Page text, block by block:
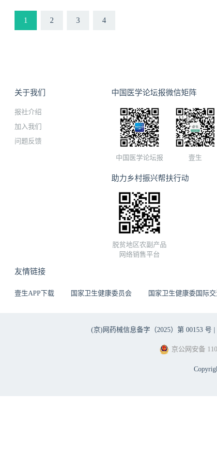
1 2 3 4
关于我们
报社介绍
加入我们
问题反馈
中国医学论坛报微信矩阵
中国医学论坛报 壹生
助力乡村振兴帮扶行动
脱贫地区农副产品
网络销售平台
友情链接
壹生APP下载 国家卫生健康委员会 国家卫生健康委国际
(京)网药械信息备字（2025）第 00153 号 |
京公网安备